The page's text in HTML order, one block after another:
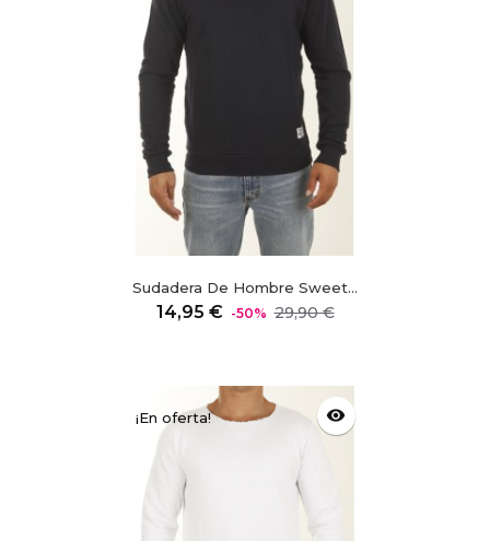
Sudadera De Hombre Sweet...
14,95 € Precio
-50% 29,90 €Precio
¡En oferta! visibility